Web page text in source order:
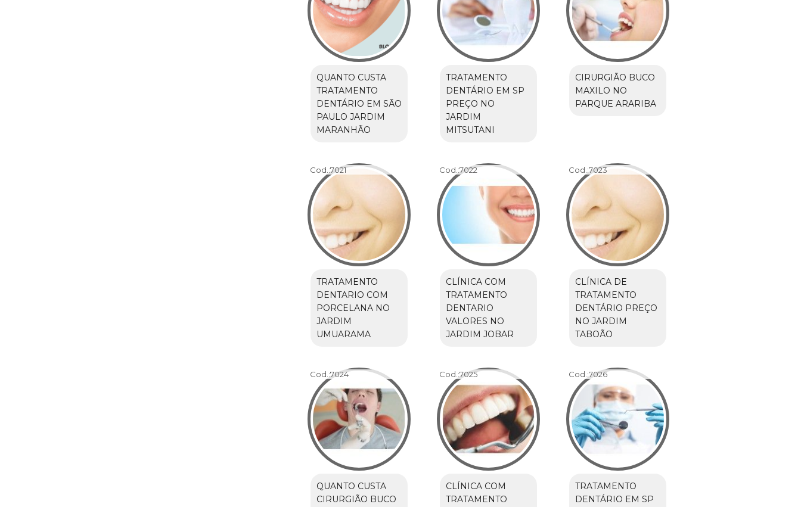
QUANTO CUSTA
TRATAMENTO
DENTÁRIO EM SÃO
PAULO JARDIM
MARANHÃO
TRATAMENTO
DENTÁRIO EM SP
PREÇO NO
JARDIM
MITSUTANI
CIRURGIÃO BUCO
MAXILO NO
PARQUE ARARIBA
Cod.:7021
TRATAMENTO
DENTARIO COM
PORCELANA NO
JARDIM
UMUARAMA
Cod.:7022
CLÍNICA COM
TRATAMENTO
DENTARIO
VALORES NO
JARDIM JOBAR
Cod.:7023
CLÍNICA DE
TRATAMENTO
DENTÁRIO PREÇO
NO JARDIM
TABOÃO
Cod.:7024
QUANTO CUSTA
CIRURGIÃO BUCO
Cod.:7025
CLÍNICA COM
TRATAMENTO
Cod.:7026
TRATAMENTO
DENTÁRIO EM SP